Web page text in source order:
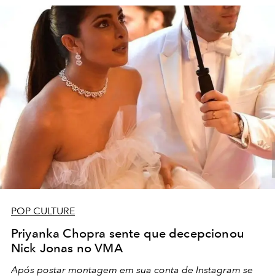
POP CULTURE
Priyanka Chopra sente que decepcionou
Nick Jonas no VMA
Após postar montagem em sua conta de Instagram se